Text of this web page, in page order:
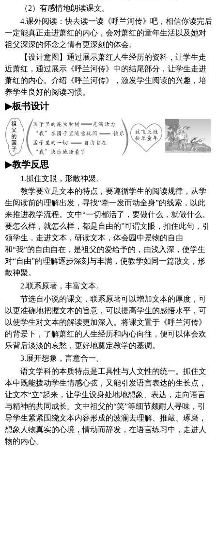
（2）有感情地朗读课文。
4.课外阅读：快去读一读《呼兰河传》吧，相信你读完后
一定能真正走进萧红的内心，会对萧红的童年生活以及她对
祖父深深的怀念之情有更深刻的体会。
【设计意图】 通过展示萧红人生经历的资料，让学生走
近萧红，通过展示《呼兰河传》中的结尾部分，让学生走进
萧红的内心。介绍《呼兰河传》，激发学生阅读的兴趣，培
养学生良好的阅读习惯。
▶板书设计
▶教学反思
1.抓住文眼，形散神聚。
教学要立足文本的特点，要遵循学生的阅读规律，从学
生阅读前的理解出发，寻找“牵一发而动全身”的线索，以此
来推进教学流程。文中“一切都活了，要做什么，就做什么。
要怎么样，就怎么样，都是自由的”可谓文眼，扣住此句，引
领学生，走进文本，研读文本，体会园中景物的自由
和“我”的自由自在，是祖父的爱给予的，由浅入深，使学生
对“自由”的理解逐步深刻与丰满，使教学如同一篇散文，形
散神聚。
2.联系原著，丰富文本。
节选自小说的课文，联系原著可以增加文本的厚度，可
以更准确地把握文本的旨意，可以提高学生的感悟水平，可
以使学生对文本的解读更加深入。将课文置于《呼兰河传》
的背景下，了解萧红的人生经历和内心向往，便可以体会欢
乐背后淡淡的哀愁，更好地奠定教学的基调。
3.展开想象，言意合一。
语文学科的本质特点是工具性与人文性的统一。抓住文
本中既能拨动学生情感心弦，又能引发语言表达的生长点，
让文本“立”起来，让学生设身处地地想象、表达，走向语言
与精神的共同成长。文中祖父的“笑”等细节颇耐人寻味，引
导学生紧紧围绕文本内容形成的波澜去理解、推敲、琢磨，
想象人物真实的心境，情动而辞发，在语言练习中，走进人
物的内心。